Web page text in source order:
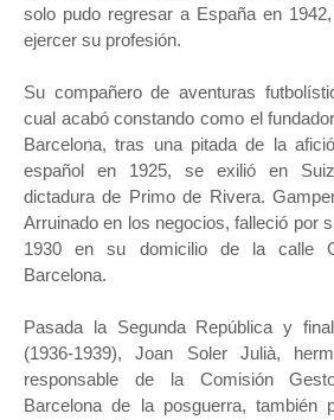
solo pudo regresar a España en
ejercer su profesión.
Su compañero de aventuras
cual acabó constando como el
Barcelona, tras una pitada de la
español en 1925, se exilió en
dictadura de Primo de Rivera.
Arruinado en los negocios, falleció por
1930 en su domicilio de la calle
Barcelona.
Pasada la Segunda República y
(1936-1939), Joan Soler Julià,
responsable de la Comisión
Barcelona de la posguerra, también